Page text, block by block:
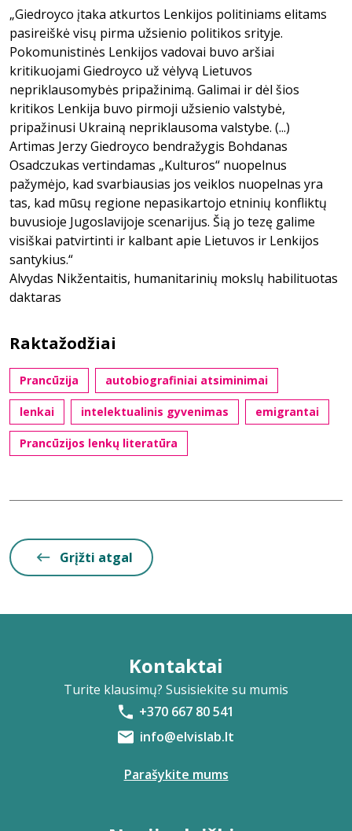
„Giedroyco įtaka atkurtos Lenkijos politiniams elitams
pasireiškė visų pirma užsienio politikos srityje.
Pokomunistinės Lenkijos vadovai buvo aršiai
kritikuojami Giedroyco už vėlyvą Lietuvos
nepriklausomybės pripažinimą. Galimai ir dėl šios
kritikos Lenkija buvo pirmoji užsienio valstybė,
pripažinusi Ukrainą nepriklausoma valstybe. (...)
Artimas Jerzy Giedroyco bendražygis Bohdanas
Osadczukas vertindamas „Kulturos“ nuopelnus
pažymėjo, kad svarbiausias jos veiklos nuopelnas yra
tas, kad mūsų regione nepasikartojo etninių konfliktų
buvusioje Jugoslavijoje scenarijus. Šią jo tezę galime
visiškai patvirtinti ir kalbant apie Lietuvos ir Lenkijos
santykius.“
Alvydas Nikžentaitis, humanitarinių mokslų habilituotas
daktaras
Raktažodžiai
Prancūzija autobiografiniai atsiminimai
lenkai intelektualinis gyvenimas emigrantai
Prancūzijos lenkų literatūra
Grįžti atgal
Kontaktai
Turite klausimų? Susisiekite su mumis
+370 667 80 541
info@elvislab.lt
Parašykite mums